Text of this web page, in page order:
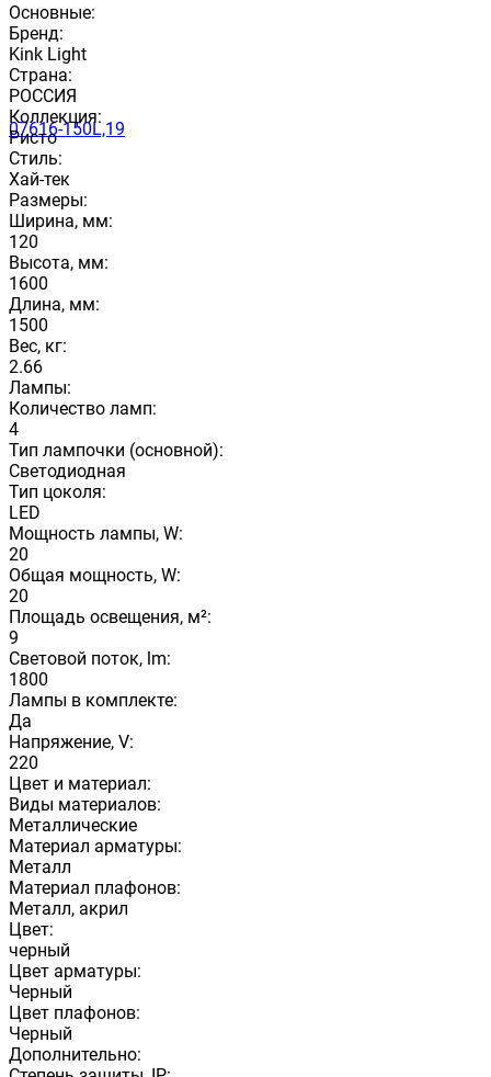
Основные:
Бренд:
Kink Light
Страна:
РОССИЯ
Коллекция:
Ристо
Стиль:
Хай-тек
Размеры:
Ширина, мм:
120
Высота, мм:
1600
Длина, мм:
1500
Вес, кг:
2.66
Лампы:
Количество ламп:
4
Тип лампочки (основной):
Светодиодная
Тип цоколя:
LED
Мощность лампы, W:
20
Общая мощность, W:
20
Площадь освещения, м²:
9
Световой поток, lm:
1800
Лампы в комплекте:
Да
Напряжение, V:
220
Цвет и материал:
Виды материалов:
Металлические
Материал арматуры:
Металл
Материал плафонов:
Металл, акрил
Цвет:
черный
Цвет арматуры:
Черный
Цвет плафонов:
Черный
Дополнительно: